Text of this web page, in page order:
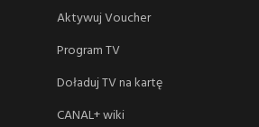
Aktywuj Voucher
Program TV
Doładuj TV na kartę
CANAL+ wiki